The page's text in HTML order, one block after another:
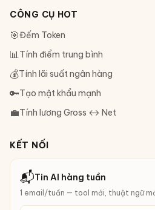
CÔNG CỤ HOT
🎯Đếm Token
📊Tính điểm trung bình
💰Tính lãi suất ngân hàng
🔑Tạo mật khẩu mạnh
💼Tính lương Gross ↔ Net
KẾT NỐI
📬Tin AI hàng tuần
1 email/tuần — tool mới, thuật ngữ